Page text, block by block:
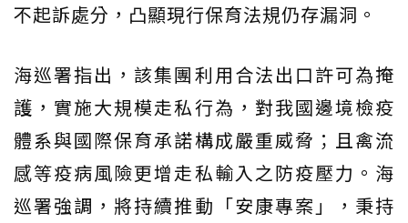
不起訴處分，凸顯現行保育法規仍存漏洞。
海巡署指出，該集團利用合法出口許可為掩
護，實施大規模走私行為，對我國邊境檢疫
體系與國際保育承諾構成嚴重威脅；且禽流
感等疫病風險更增走私輸入之防疫壓力。海
巡署強調，將持續推動「安康專案」，秉持